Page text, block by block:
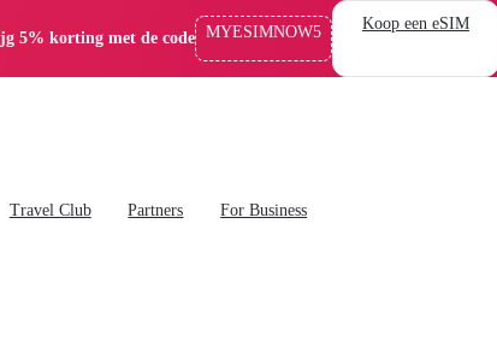
5% korting met de code MYESIMNOW5 Koop een eSIM
Travel Club Partners For Business